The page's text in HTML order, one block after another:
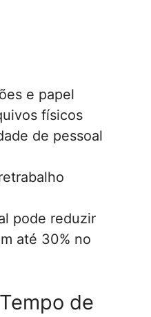
e papel
físicos
de pessoal
pode reduzir
até 30% no
de